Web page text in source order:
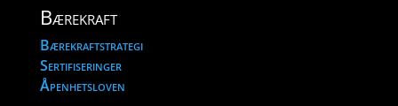
Bærekraft
Bærekraftstrategi
Sertifiseringer
Åpenhetsloven